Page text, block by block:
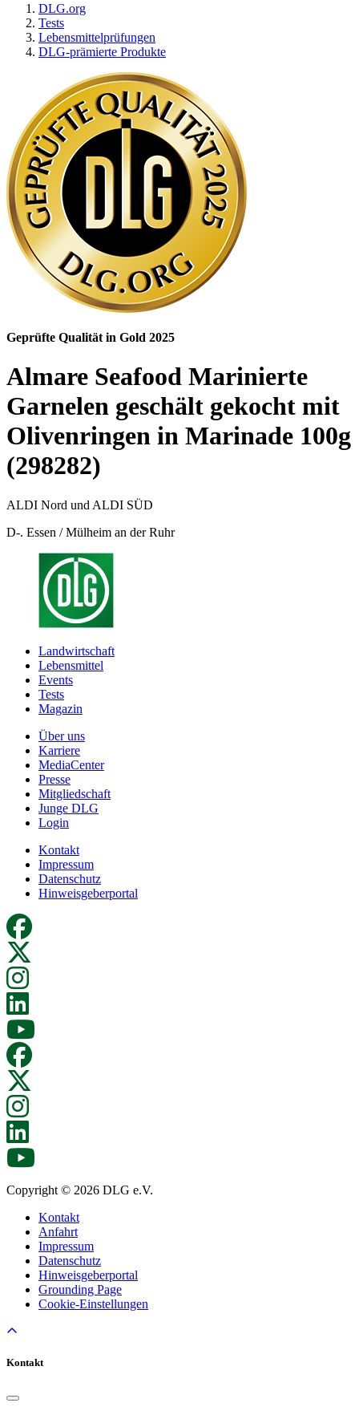
DLG.org
Tests
Lebensmittelprüfungen
DLG-prämierte Produkte
Geprüfte Qualität in Gold 2025
Almare Seafood Marinierte
Garnelen geschält gekocht mit
Olivenringen in Marinade 100g
(298282)
ALDI Nord und ALDI SÜD
D-. Essen / Mülheim an der Ruhr
Landwirtschaft
Lebensmittel
Events
Tests
Magazin
Über uns
Karriere
MediaCenter
Presse
Mitgliedschaft
Junge DLG
Login
Kontakt
Impressum
Datenschutz
Hinweisgeberportal
Copyright © 2026 DLG e.V.
Kontakt
Anfahrt
Impressum
Datenschutz
Hinweisgeberportal
Grounding Page
Cookie-Einstellungen
Kontakt